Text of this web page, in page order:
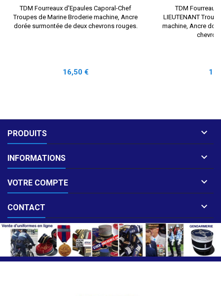
TDM Fourreaux d'Epaules Caporal-Chef
Troupes de Marine Broderie machine, Ancre
dorée surmontée de deux chevrons rouges.
Prix
16,50 €
TDM Fourreaux
LIEUTENANT
machine, Ancre
Prix
PRODUITS 
INFORMATIONS 
VOTRE COMPTE 
CONTACT 